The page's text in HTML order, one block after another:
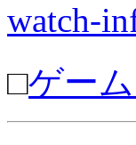
watch-
□ゲー